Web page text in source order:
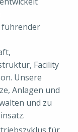
führender
Facility
Unsere
Anlagen und
und zu